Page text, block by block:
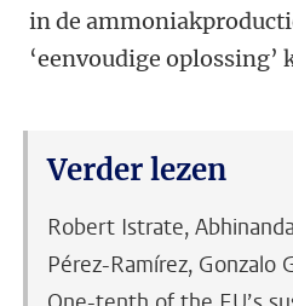
in de
‘eenvoudige oplossing’
Verder lezen
Robert Istrate,
Pérez-Ramírez, Gonzalo